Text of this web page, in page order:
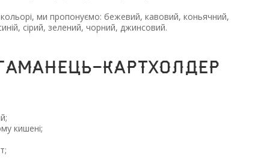
ми пропонуємо: бежевий, кавовий, коньячний,
сірий, зелений, чорний, джинсовий.
Картхолдер
кишені;